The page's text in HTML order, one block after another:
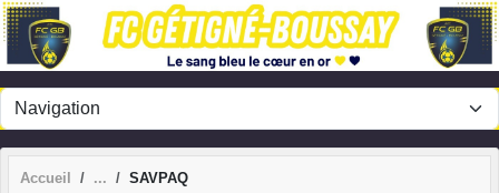
Accueil SAVPAQ
Panneau de gestion des cookies